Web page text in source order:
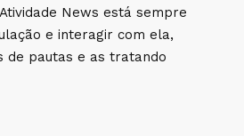
News está sempre
e interagir com ela,
de pautas e as tratando